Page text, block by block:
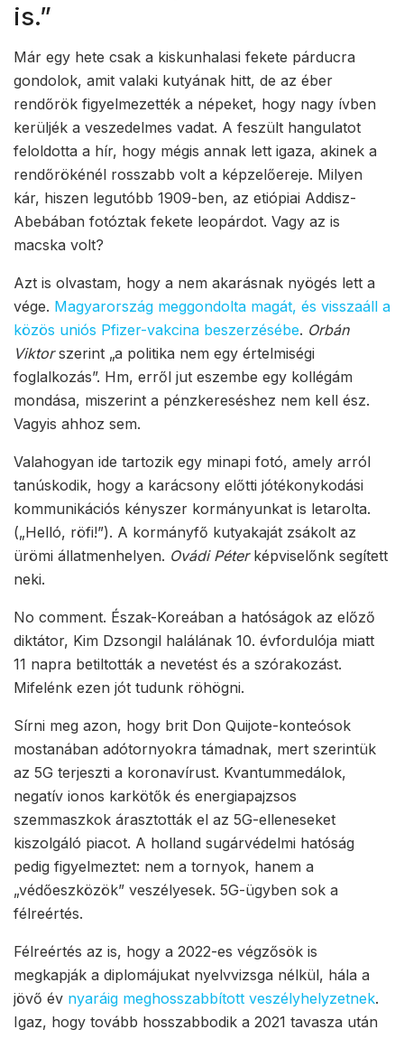
is.”
Már egy hete csak a kiskunhalasi fekete párducra
gondolok, amit valaki kutyának hitt, de az éber
rendőrök figyelmezették a népeket, hogy nagy ívben
kerüljék a veszedelmes vadat. A feszült hangulatot
feloldotta a hír, hogy mégis annak lett igaza, akinek a
rendőrökénél rosszabb volt a képzelőereje. Milyen
kár, hiszen legutóbb 1909-ben, az etiópiai Addisz-
Abebában fotóztak fekete leopárdot. Vagy az is
macska volt?
Azt is olvastam, hogy a nem akarásnak nyögés lett a
vége. Magyarország meggondolta magát, és visszaáll a
közös uniós Pfizer-vakcina beszerzésébe. Orbán
Viktorszerint „a politika nem egy értelmiségi
foglalkozás”. Hm, erről jut eszembe egy kollégám
mondása, miszerint a pénzkereséshez nem kell ész.
Vagyis ahhoz sem.
Valahogyan ide tartozik egy minapi fotó, amely arról
tanúskodik, hogy a karácsony előtti jótékonykodási
kommunikációs kényszer kormányunkat is letarolta.
(„Helló, röfi!”). A kormányfő kutyakaját zsákolt az
ürömi állatmenhelyen. Ovádi Péterképviselőnk segített
neki.
No comment. Észak-Koreában a hatóságok az előző
diktátor, Kim Dzsongil halálának 10. évfordulója miatt
11 napra betiltották a nevetést és a szórakozást.
Mifelénk ezen jót tudunk röhögni.
Sírni meg azon, hogy brit Don Quijote-konteósok
mostanában adótornyokra támadnak, mert szerintük
az 5G terjeszti a koronavírust. Kvantummedálok,
negatív ionos karkötők és energiapajzsos
szemmaszkok árasztották el az 5G-elleneseket
kiszolgáló piacot. A holland sugárvédelmi hatóság
pedig figyelmeztet: nem a tornyok, hanem a
„védőeszközök” veszélyesek. 5G-ügyben sok a
félreértés.
Félreértés az is, hogy a 2022-es végzősök is
megkapják a diplomájukat nyelvvizsga nélkül, hála a
jövő év nyaráig meghosszabbított veszélyhelyzetnek.
Igaz, hogy tovább hosszabbodik a 2021 tavasza után